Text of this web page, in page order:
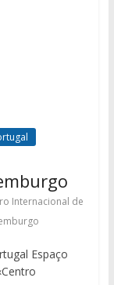
Internacional de
Espaço